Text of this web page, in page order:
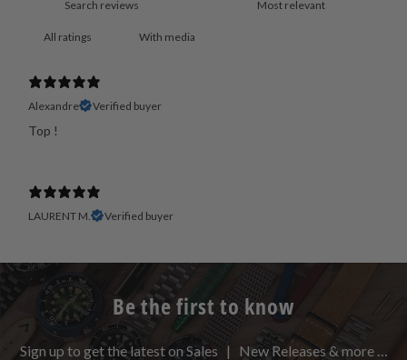
With media
Alexandre Verified buyer
Top !
LAURENT M. Verified buyer
Be the first to know
Sign up to get the latest on Sales | New Releases & more …